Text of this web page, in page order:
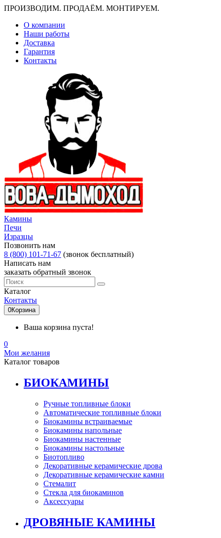
ПРОИЗВОДИМ. ПРОДАЁМ. МОНТИРУЕМ.
О компании
Наши работы
Доставка
Гарантия
Контакты
Камины
Печи
Изразцы
Позвонить нам
8 (800) 101-71-67 (звонок бесплатный)
Написать нам
заказать обратный звонок
Каталог
Контакты
0Корзина
Ваша корзина пуста!
0
Мои желания
Каталог товаров
БИОКАМИНЫ
Ручные топливные блоки
Автоматические топливные блоки
Биокамины встраиваемые
Биокамины напольные
Биокамины настенные
Биокамины настольные
Биотопливо
Декоративные керамические дрова
Декоративные керамические камни
Стемалит
Стекла для биокаминов
Аксессуары
ДРОВЯНЫЕ КАМИНЫ